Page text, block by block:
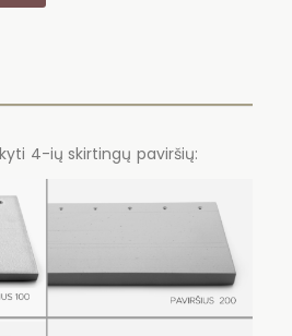
4-ių skirtingų paviršių: